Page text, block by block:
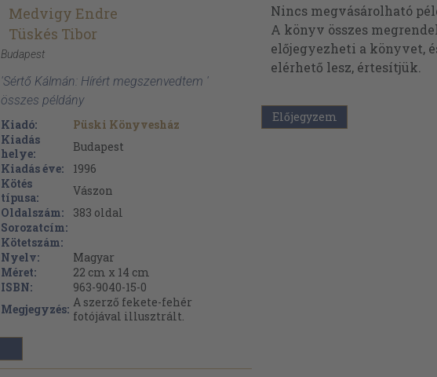
Medvigy Endre
Tüskés Tibor
Budapest
'Sértő Kálmán: Hírért megszenvedtem '
összes példány
Kiadó:
Püski Könyvesház
Kiadás
helye:
Budapest
Kiadás éve:
1996
Kötés
típusa:
Vászon
Oldalszám:
383 oldal
Sorozatcím:
Kötetszám:
Nyelv:
Magyar
Méret:
22 cm x 14 cm
ISBN:
963-9040-15-0
Megjegyzés: A szerző fekete-fehér
fotójával illusztrált.
Nincs megvásárolható
A könyv összes
előjegyezheti a könyvet,
elérhető lesz, értesítjük.
Előjegyzem